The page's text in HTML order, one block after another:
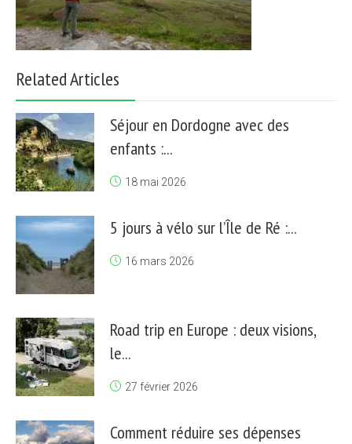
Related Articles
Séjour en Dordogne avec des
enfants :...
18 mai 2026
5 jours à vélo sur l’Île de Ré :...
16 mars 2026
Road trip en Europe : deux visions,
le...
27 février 2026
Comment réduire ses dépenses